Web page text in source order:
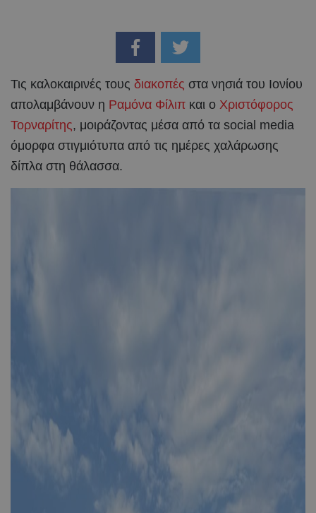
Τις καλοκαιρινές τους διακοπές στα νησιά του Ιονίου
απολαμβάνουν η Ραμόνα Φίλιπ και ο Χριστόφορος
Τορναρίτης, μοιράζοντας μέσα από τα social media
όμορφα στιγμιότυπα από τις ημέρες χαλάρωσης
δίπλα στη θάλασσα.